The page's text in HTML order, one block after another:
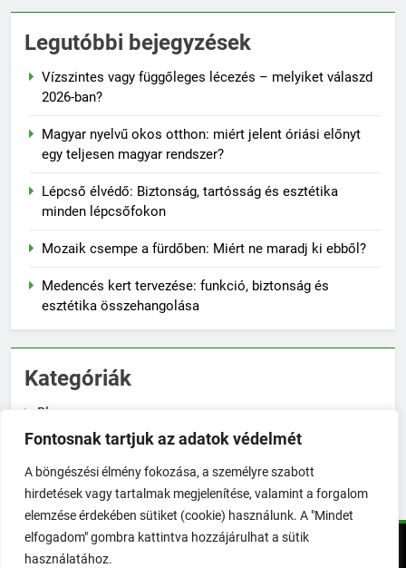
Fontosnak tartjuk az adatok védelmét
A böngészési élmény fokozása, a személyre szabott
hirdetések vagy tartalmak megjelenítése, valamint a forgalom
elemzése érdekében sütiket (cookie) használunk. A "Mindet
elfogadom" gombra kattintva hozzájárulhat a sütik
használatához.
Legutóbbi bejegyzések
Vízszintes vagy függőleges lécezés – melyiket válaszd
2026-ban?
Magyar nyelvű okos otthon: miért jelent óriási előnyt
egy teljesen magyar rendszer?
Lépcső élvédő: Biztonság, tartósság és esztétika
minden lépcsőfokon
Mozaik csempe a fürdőben: Miért ne maradj ki ebből?
Medencés kert tervezése: funkció, biztonság és
esztétika összehangolása
Kategóriák
Blog
Növénygondozás
Zöldségtermesztés
TökéletesKert © Minden jog fenntartva! | 2026. Powered By